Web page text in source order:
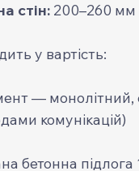
стін: 200–260 мм
у вартість:
— монолітний,
комунікацій)
бетонна